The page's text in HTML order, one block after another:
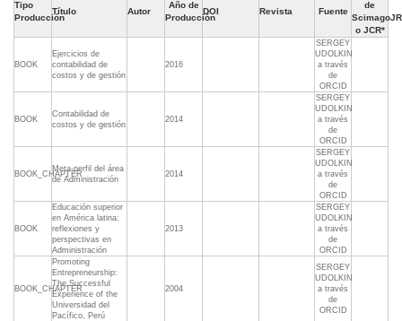
Tipo
Producción
Título Autor
Año de
Producción
DOI Revista Fuente
de
ScimagoJR
o JCR*
BOOK
Ejercicios de
contabilidad de
costos y de gestión
2016
SERGEY
UDOLKIN
a través
de
ORCID
BOOK
Contabilidad de
costos y de gestión
2014
SERGEY
UDOLKIN
a través
de
ORCID
BOOK_CHAPTER
Meta-perfil del área
de Administración
2014
SERGEY
UDOLKIN
a través
de
ORCID
BOOK
Educación superior
en América latina:
reflexiones y
perspectivas en
Administración
2013
SERGEY
UDOLKIN
a través
de
ORCID
BOOK_CHAPTER
Promoting
Entrepreneurship:
The Successful
Experience of the
Universidad del
Pacífico, Perú
2004
SERGEY
UDOLKIN
a través
de
ORCID